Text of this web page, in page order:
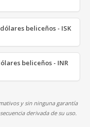
beliceños - ISK
beliceños - INR
y sin ninguna garantía
derivada de su uso.